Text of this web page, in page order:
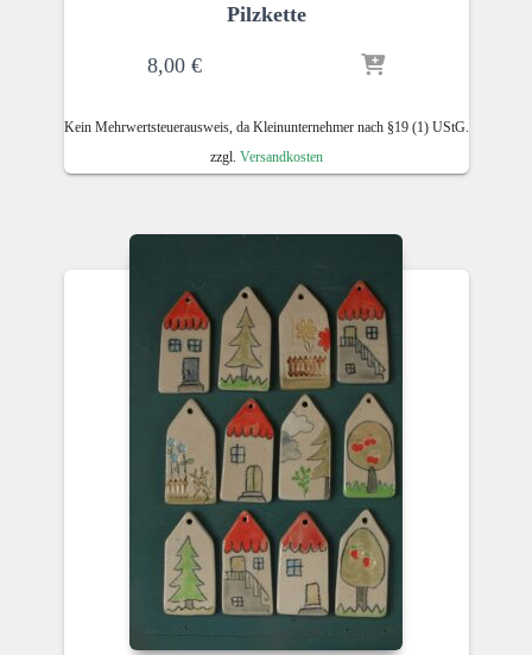
Pilzkette
8,00 €
Kein Mehrwertsteuerausweis, da Kleinunternehmer nach §19 (1) UStG.
zzgl. Versandkosten